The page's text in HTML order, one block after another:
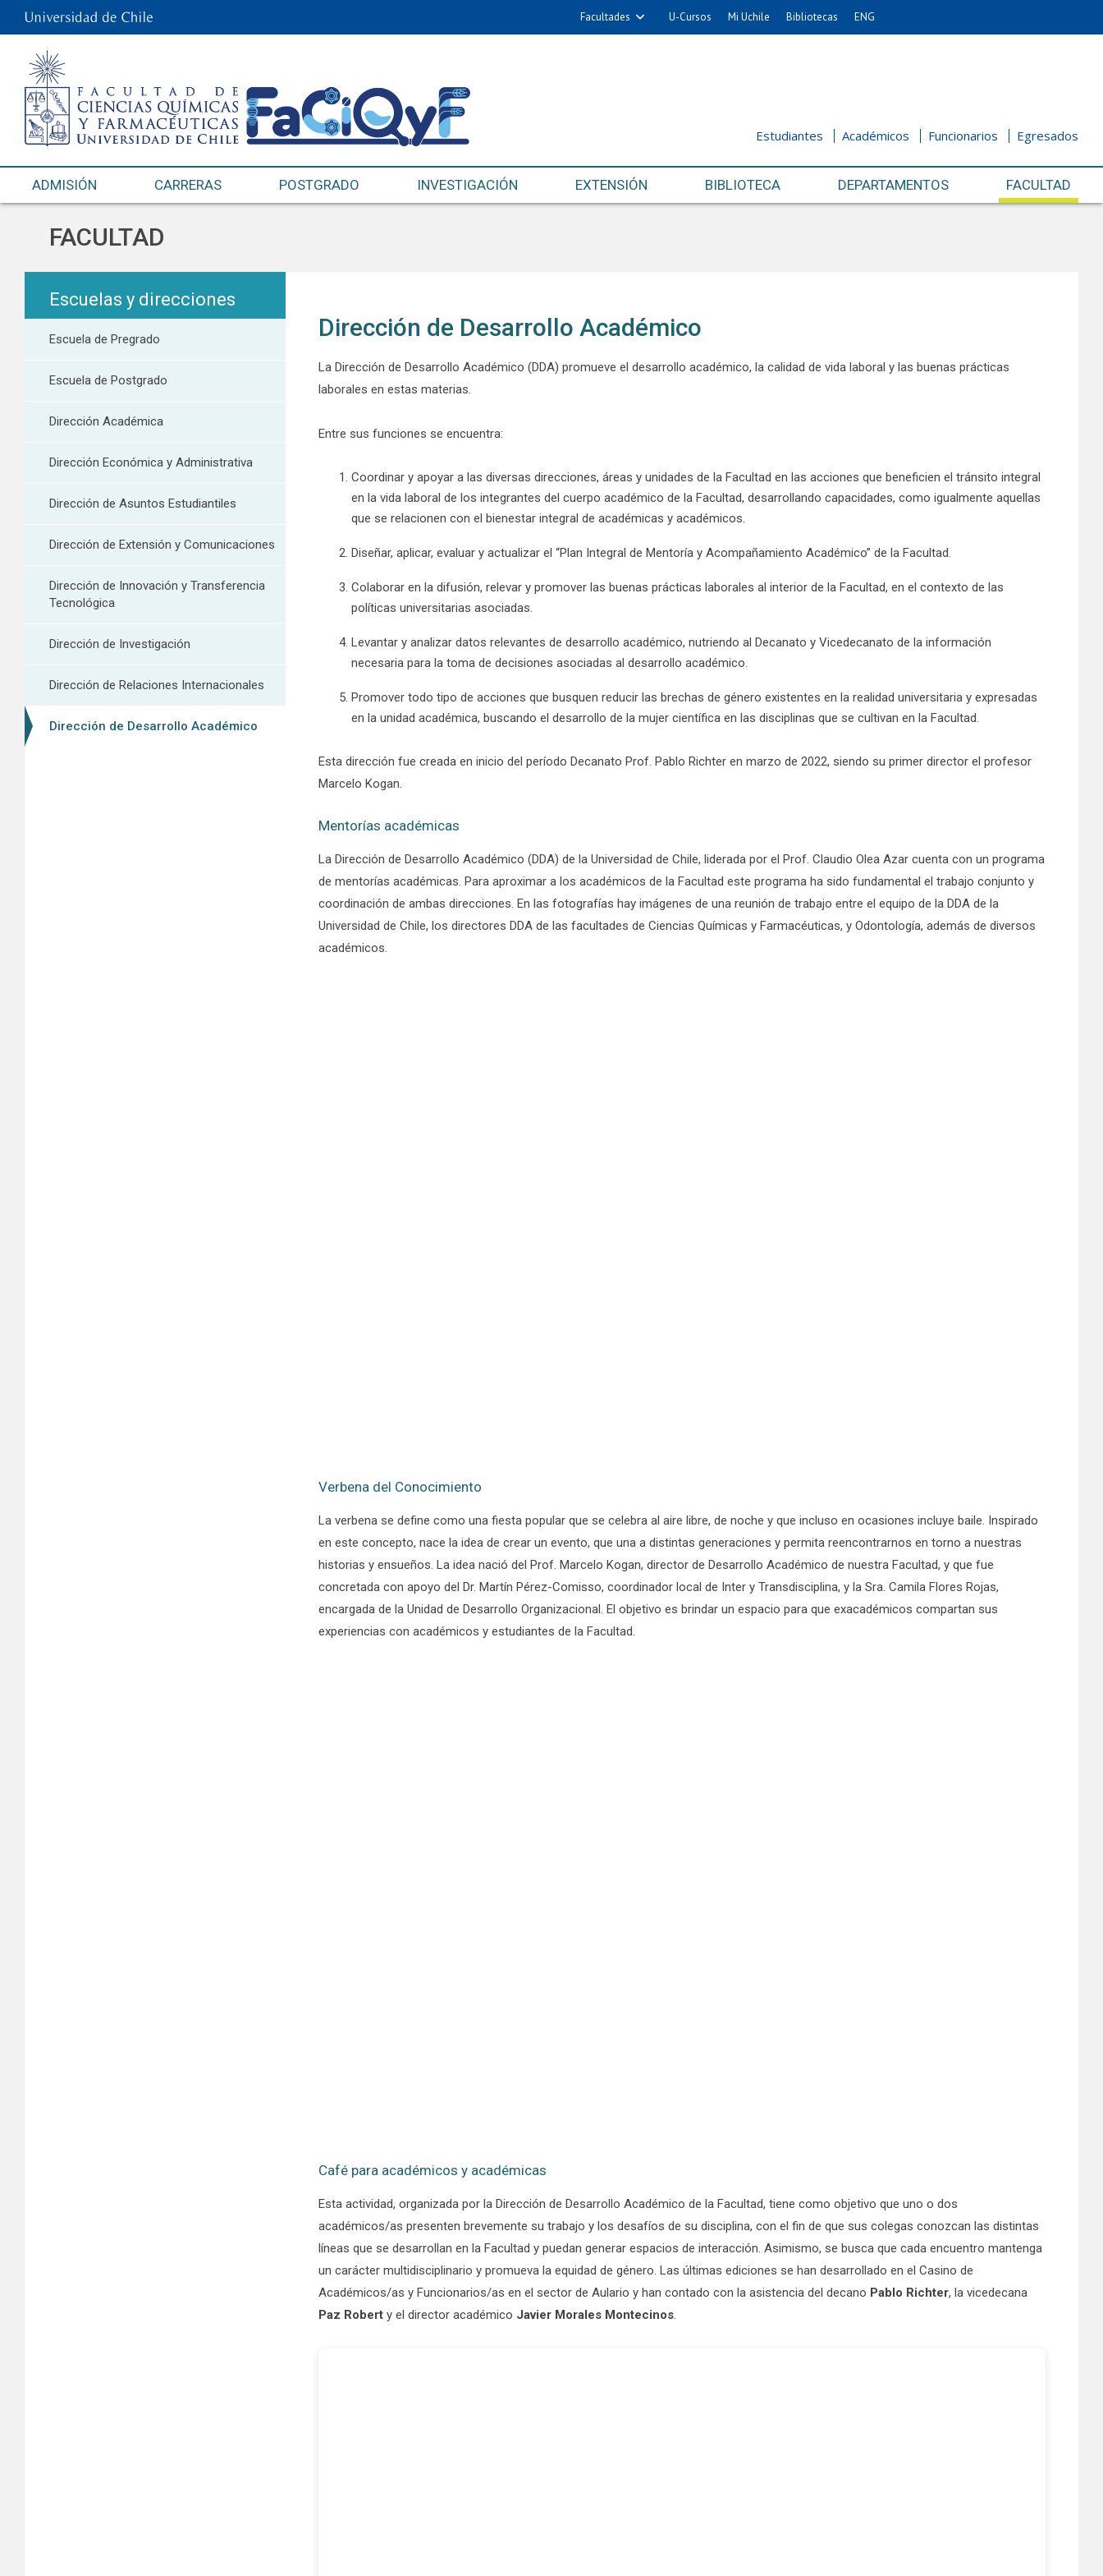
Facultades U-Cursos Mi Uchile Bibliotecas ENG
Estudiantes Académicos Funcionarios Egresados
ADMISIÓN CARRERAS POSTGRADO INVESTIGACIÓN EXTENSIÓN BIBLIOTECA DEPARTAMENTOS FACULTAD
FACULTAD
Escuelas y direcciones
Escuela de Pregrado
Escuela de Postgrado
Dirección Académica
Dirección Económica y Administrativa
Dirección de Asuntos Estudiantiles
Dirección de Extensión y Comunicaciones
Dirección de Innovación y Transferencia
Tecnológica
Dirección de Investigación
Dirección de Relaciones Internacionales
Dirección de Desarrollo Académico
Dirección de Desarrollo Académico
La Dirección de Desarrollo Académico (DDA) promueve el desarrollo académico, la calidad de vida laboral y las buenas prácticas
laborales en estas materias.
Entre sus funciones se encuentra:
Coordinar y apoyar a las diversas direcciones, áreas y unidades de la Facultad en las acciones que beneficien el tránsito integral
en la vida laboral de los integrantes del cuerpo académico de la Facultad, desarrollando capacidades, como igualmente aquellas
que se relacionen con el bienestar integral de académicas y académicos.
Diseñar, aplicar, evaluar y actualizar el “Plan Integral de Mentoría y Acompañamiento Académico” de la Facultad.
Colaborar en la difusión, relevar y promover las buenas prácticas laborales al interior de la Facultad, en el contexto de las
políticas universitarias asociadas.
Levantar y analizar datos relevantes de desarrollo académico, nutriendo al Decanato y Vicedecanato de la información
necesaria para la toma de decisiones asociadas al desarrollo académico.
Promover todo tipo de acciones que busquen reducir las brechas de género existentes en la realidad universitaria y expresadas
en la unidad académica, buscando el desarrollo de la mujer científica en las disciplinas que se cultivan en la Facultad.
Esta dirección fue creada en inicio del período Decanato Prof. Pablo Richter en marzo de 2022, siendo su primer director el profesor
Marcelo Kogan.
Mentorías académicas
La Dirección de Desarrollo Académico (DDA) de la Universidad de Chile, liderada por el Prof. Claudio Olea Azar cuenta con un programa
de mentorías académicas. Para aproximar a los académicos de la Facultad este programa ha sido fundamental el trabajo conjunto y
coordinación de ambas direcciones. En las fotografías hay imágenes de una reunión de trabajo entre el equipo de la DDA de la
Universidad de Chile, los directores DDA de las facultades de Ciencias Químicas y Farmacéuticas, y Odontología, además de diversos
académicos.
Verbena del Conocimiento
La verbena se define como una fiesta popular que se celebra al aire libre, de noche y que incluso en ocasiones incluye baile. Inspirado
en este concepto, nace la idea de crear un evento, que una a distintas generaciones y permita reencontrarnos en torno a nuestras
historias y ensueños. La idea nació del Prof. Marcelo Kogan, director de Desarrollo Académico de nuestra Facultad, y que fue
concretada con apoyo del Dr. Martín Pérez-Comisso, coordinador local de Inter y Transdisciplina, y la Sra. Camila Flores Rojas,
encargada de la Unidad de Desarrollo Organizacional. El objetivo es brindar un espacio para que exacadémicos compartan sus
experiencias con académicos y estudiantes de la Facultad.
Café para académicos y académicas
Esta actividad, organizada por la Dirección de Desarrollo Académico de la Facultad, tiene como objetivo que uno o dos
académicos/as presenten brevemente su trabajo y los desafíos de su disciplina, con el fin de que sus colegas conozcan las distintas
líneas que se desarrollan en la Facultad y puedan generar espacios de interacción. Asimismo, se busca que cada encuentro mantenga
un carácter multidisciplinario y promueva la equidad de género. Las últimas ediciones se han desarrollado en el Casino de
Académicos/as y Funcionarios/as en el sector de Aulario y han contado con la asistencia del decano Pablo Richter, la vicedecana
Paz Roberty el director académico Javier Morales Montecinos.